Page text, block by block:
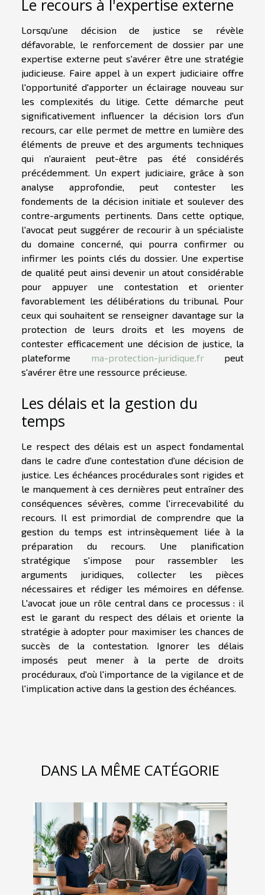
Le recours à l'expertise externe
Lorsqu'une décision de justice se révèle
défavorable, le renforcement de dossier par une
expertise externe peut s'avérer être une stratégie
judicieuse. Faire appel à un expert judiciaire offre
l'opportunité d'apporter un éclairage nouveau sur
les complexités du litige. Cette démarche peut
significativement influencer la décision lors d'un
recours, car elle permet de mettre en lumière des
éléments de preuve et des arguments techniques
qui n'auraient peut-être pas été considérés
précédemment. Un expert judiciaire, grâce à son
analyse approfondie, peut contester les
fondements de la décision initiale et soulever des
contre-arguments pertinents. Dans cette optique,
l'avocat peut suggérer de recourir à un spécialiste
du domaine concerné, qui pourra confirmer ou
infirmer les points clés du dossier. Une expertise
de qualité peut ainsi devenir un atout considérable
pour appuyer une contestation et orienter
favorablement les délibérations du tribunal. Pour
ceux qui souhaitent se renseigner davantage sur la
protection de leurs droits et les moyens de
contester efficacement une décision de justice, la
plateforme ma-protection-juridique.frpeut
s'avérer être une ressource précieuse.
Les délais et la gestion du
temps
Le respect des délais est un aspect fondamental
dans le cadre d'une contestation d'une décision de
justice. Les échéances procédurales sont rigides et
le manquement à ces dernières peut entraîner des
conséquences sévères, comme l'irrecevabilité du
recours. Il est primordial de comprendre que la
gestion du temps est intrinsèquement liée à la
préparation du recours. Une planification
stratégique s'impose pour rassembler les
arguments juridiques, collecter les pièces
nécessaires et rédiger les mémoires en défense.
L'avocat joue un rôle central dans ce processus : il
est le garant du respect des délais et oriente la
stratégie à adopter pour maximiser les chances de
succès de la contestation. Ignorer les délais
imposés peut mener à la perte de droits
procéduraux, d'où l'importance de la vigilance et de
l'implication active dans la gestion des échéances.
DANS LA MÊME CATÉGORIE